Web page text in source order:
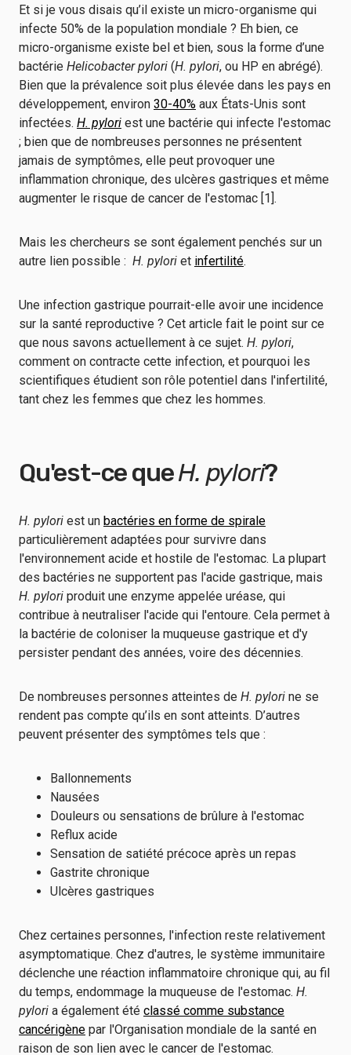
Et si je vous disais qu’il existe un micro-organisme qui
infecte 50% de la population mondiale ? Eh bien, ce
micro-organisme existe bel et bien, sous la forme d’une
bactérie Helicobacter pylori (H. pylori, ou HP en abrégé).
Bien que la prévalence soit plus élevée dans les pays en
développement, environ 30-40% aux États-Unis sont
infectées. H. pylori est une bactérie qui infecte l'estomac
; bien que de nombreuses personnes ne présentent
jamais de symptômes, elle peut provoquer une
inflammation chronique, des ulcères gastriques et même
augmenter le risque de cancer de l'estomac [1].
Mais les chercheurs se sont également penchés sur un
autre lien possible : H. pylori et infertilité.
Une infection gastrique pourrait-elle avoir une incidence
sur la santé reproductive ? Cet article fait le point sur ce
que nous savons actuellement à ce sujet. H. pylori,
comment on contracte cette infection, et pourquoi les
scientifiques étudient son rôle potentiel dans l'infertilité,
tant chez les femmes que chez les hommes.
Qu'est-ce queH. pylori?
H. pylori est un bactéries en forme de spirale
particulièrement adaptées pour survivre dans
l'environnement acide et hostile de l'estomac. La plupart
des bactéries ne supportent pas l'acide gastrique, mais
H. pylori produit une enzyme appelée uréase, qui
contribue à neutraliser l'acide qui l'entoure. Cela permet à
la bactérie de coloniser la muqueuse gastrique et d'y
persister pendant des années, voire des décennies.
De nombreuses personnes atteintes de H. pylori ne se
rendent pas compte qu’ils en sont atteints. D’autres
peuvent présenter des symptômes tels que :
Ballonnements
Nausées
Douleurs ou sensations de brûlure à l'estomac
Reflux acide
Sensation de satiété précoce après un repas
Gastrite chronique
Ulcères gastriques
Chez certaines personnes, l'infection reste relativement
asymptomatique. Chez d'autres, le système immunitaire
déclenche une réaction inflammatoire chronique qui, au fil
du temps, endommage la muqueuse de l'estomac. H.
pylori a également été classé comme substance
cancérigène par l'Organisation mondiale de la santé en
raison de son lien avec le cancer de l'estomac.